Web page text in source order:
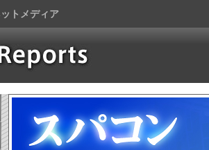
トメディア